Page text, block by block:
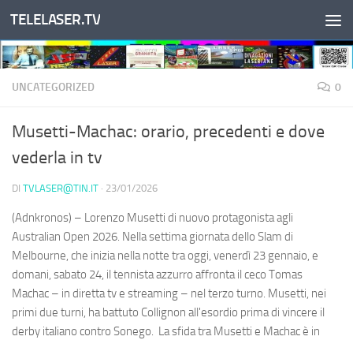
Salta al contenuto
TELELASER.TV
UNCATEGORIZED 0
Musetti-Machac: orario, precedenti e dove
vederla in tv
DI TVLASER@TIN.IT · 23/01/2026
(Adnkronos) – Lorenzo Musetti di nuovo protagonista agli
Australian Open 2026. Nella settima giornata dello Slam di
Melbourne, che inizia nella notte tra oggi, venerdì 23 gennaio, e
domani, sabato 24, il tennista azzurro affronta il ceco Tomas
Machac – in diretta tv e streaming – nel terzo turno. Musetti, nei
primi due turni, ha battuto Collignon all'esordio prima di vincere il
derby italiano contro Sonego. La sfida tra Musetti e Machac è in